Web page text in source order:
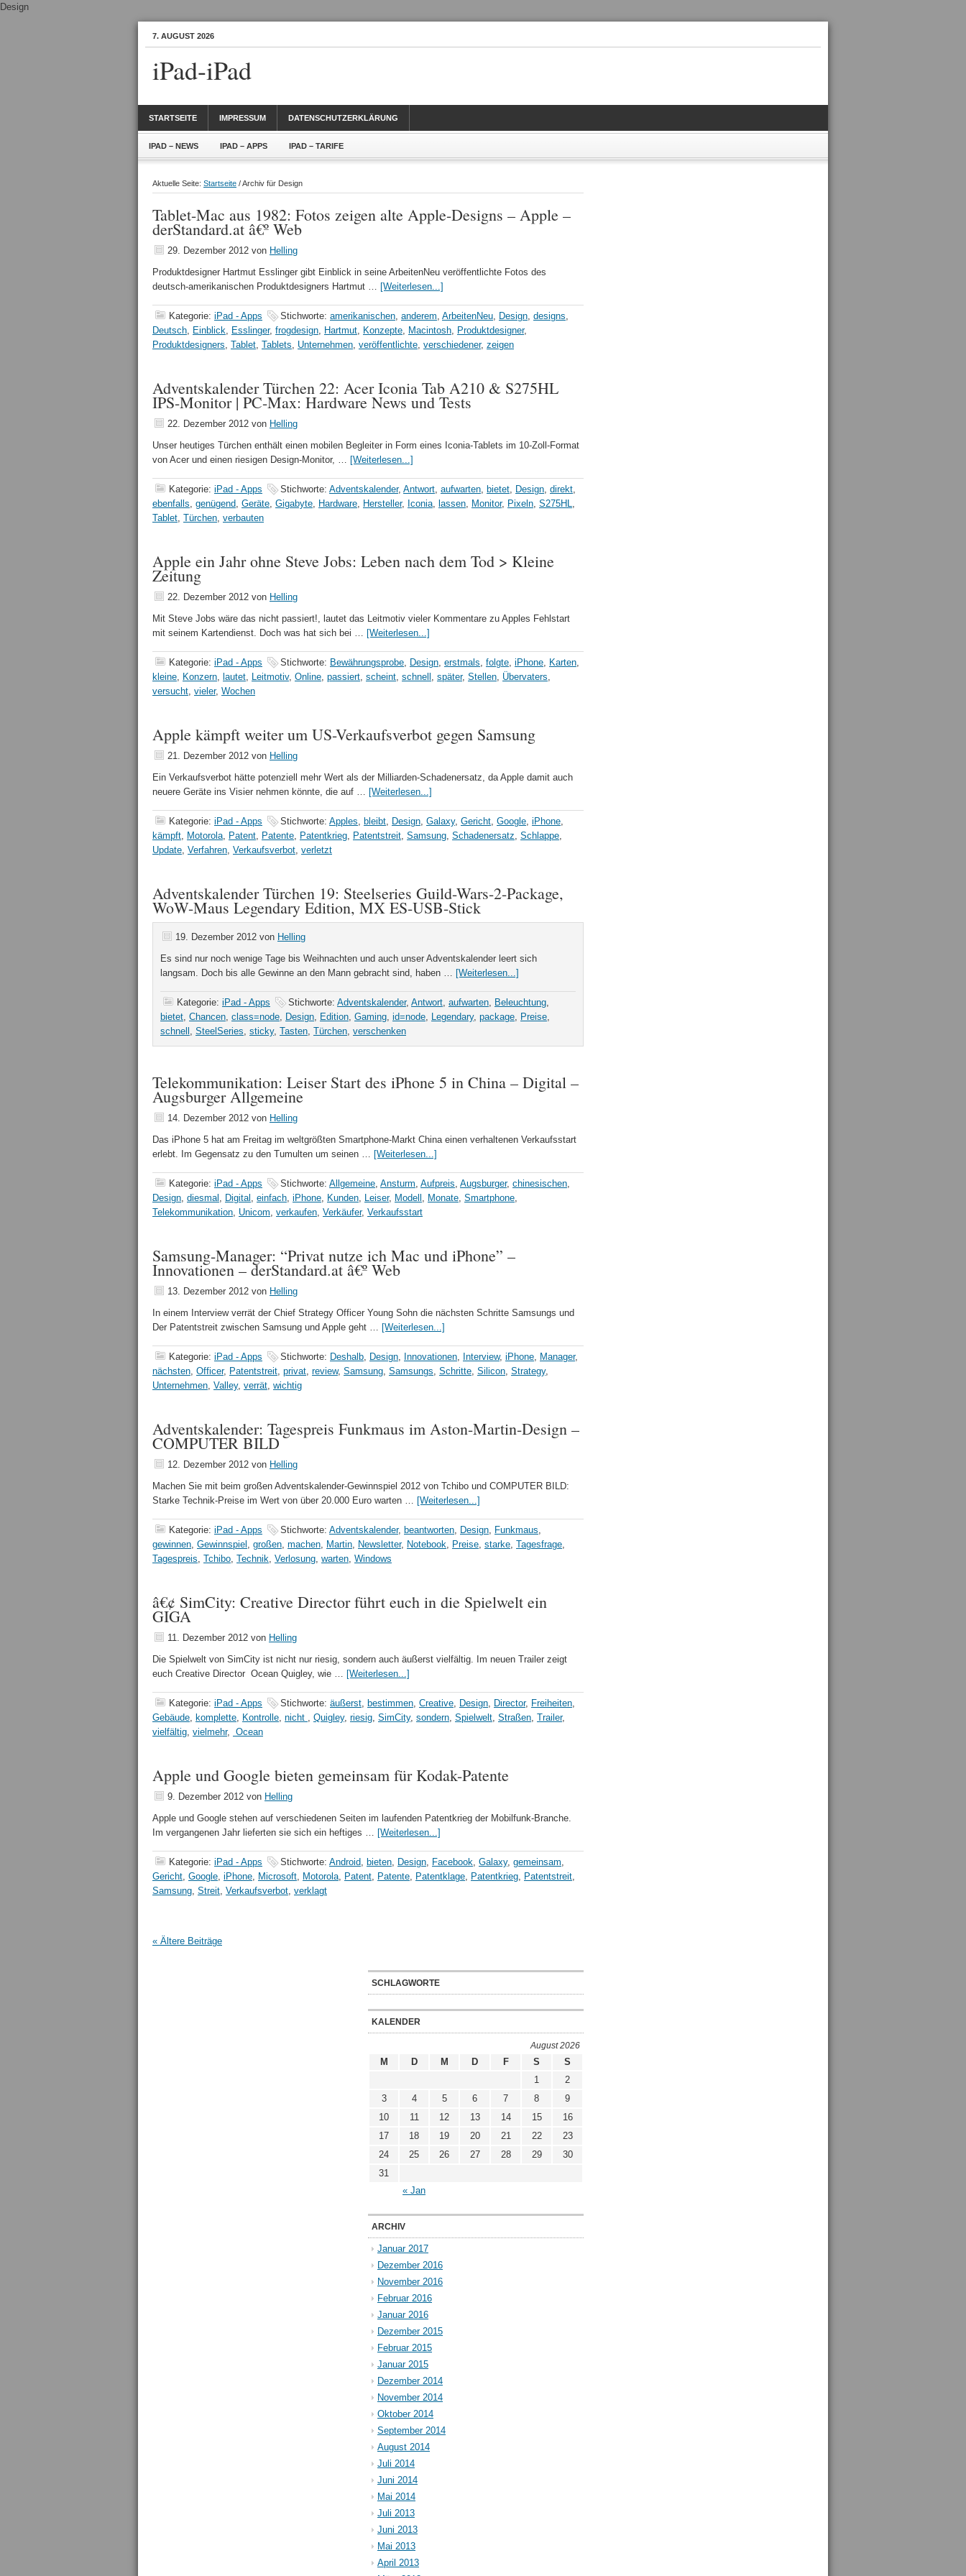
Design
7. AUGUST 2026
iPad-iPad
STARTSEITE IMPRESSUM DATENSCHUTZERKLÄRUNG
IPAD – NEWS IPAD – APPS IPAD – TARIFE
Aktuelle Seite: Startseite / Archiv für Design
Tablet-Mac aus 1982: Fotos zeigen alte Apple-Designs – Apple –
derStandard.at â€º Web
29. Dezember 2012 von Helling
Produktdesigner Hartmut Esslinger gibt Einblick in seine ArbeitenNeu veröffentlichte Fotos des
deutsch-amerikanischen Produktdesigners Hartmut … [Weiterlesen...]
Kategorie: iPad - Apps Stichworte: amerikanischen, anderem, ArbeitenNeu, Design, designs,
Deutsch, Einblick, Esslinger, frogdesign, Hartmut, Konzepte, Macintosh, Produktdesigner,
Produktdesigners, Tablet, Tablets, Unternehmen, veröffentlichte, verschiedener, zeigen
Adventskalender Türchen 22: Acer Iconia Tab A210 & S275HL
IPS-Monitor | PC-Max: Hardware News und Tests
22. Dezember 2012 von Helling
Unser heutiges Türchen enthält einen mobilen Begleiter in Form eines Iconia-Tablets im 10-Zoll-Format
von Acer und einen riesigen Design-Monitor, … [Weiterlesen...]
Kategorie: iPad - Apps Stichworte: Adventskalender, Antwort, aufwarten, bietet, Design, direkt,
ebenfalls, genügend, Geräte, Gigabyte, Hardware, Hersteller, Iconia, lassen, Monitor, Pixeln, S275HL,
Tablet, Türchen, verbauten
Apple ein Jahr ohne Steve Jobs: Leben nach dem Tod > Kleine
Zeitung
22. Dezember 2012 von Helling
Mit Steve Jobs wäre das nicht passiert!, lautet das Leitmotiv vieler Kommentare zu Apples Fehlstart
mit seinem Kartendienst. Doch was hat sich bei … [Weiterlesen...]
Kategorie: iPad - Apps Stichworte: Bewährungsprobe, Design, erstmals, folgte, iPhone, Karten,
kleine, Konzern, lautet, Leitmotiv, Online, passiert, scheint, schnell , später, Stellen, Übervaters,
versucht, vieler, Wochen
Apple kämpft weiter um US-Verkaufsverbot gegen Samsung
21. Dezember 2012 von Helling
Ein Verkaufsverbot hätte potenziell mehr Wert als der Milliarden-Schadenersatz, da Apple damit auch
neuere Geräte ins Visier nehmen könnte, die auf … [Weiterlesen...]
Kategorie: iPad - Apps Stichworte: Apples, bleibt, Design, Galaxy, Gericht, Google, iPhone,
kämpft, Motorola, Patent, Patente, Patentkrieg, Patentstreit, Samsung, Schadenersatz, Schlappe,
Update, Verfahren, Verkaufsverbot, verletzt
Adventskalender Türchen 19: Steelseries Guild-Wars-2-Package,
WoW-Maus Legendary Edition, MX ES-USB-Stick
19. Dezember 2012 von Helling
Es sind nur noch wenige Tage bis Weihnachten und auch unser Adventskalender leert sich
langsam. Doch bis alle Gewinne an den Mann gebracht sind, haben … [Weiterlesen...]
Kategorie: iPad - Apps Stichworte: Adventskalender, Antwort, aufwarten, Beleuchtung,
bietet, Chancen, class=node, Design, Edition, Gaming, id=node, Legendary, package, Preise,
schnell , SteelSeries, sticky, Tasten, Türchen, verschenken
Telekommunikation: Leiser Start des iPhone 5 in China – Digital –
Augsburger Allgemeine
14. Dezember 2012 von Helling
Das iPhone 5 hat am Freitag im weltgrößten Smartphone-Markt China einen verhaltenen Verkaufsstart
erlebt. Im Gegensatz zu den Tumulten um seinen … [Weiterlesen...]
Kategorie: iPad - Apps Stichworte: Allgemeine, Ansturm, Aufpreis, Augsburger, chinesischen,
Design, diesmal , Digital , einfach, iPhone, Kunden, Leiser, Modell , Monate, Smartphone,
Telekommunikation, Unicom, verkaufen, Verkäufer, Verkaufsstart
Samsung-Manager: “Privat nutze ich Mac und iPhone” –
Innovationen – derStandard.at â€º Web
13. Dezember 2012 von Helling
In einem Interview verrät der Chief Strategy Officer Young Sohn die nächsten Schritte Samsungs und
Der Patentstreit zwischen Samsung und Apple geht … [Weiterlesen...]
Kategorie: iPad - Apps Stichworte: Deshalb, Design, Innovationen, Interview, iPhone, Manager,
nächsten, Officer, Patentstreit, privat, review, Samsung, Samsungs, Schritte, Silicon, Strategy,
Unternehmen, Valley, verrät, wichtig
Adventskalender: Tagespreis Funkmaus im Aston-Martin-Design –
COMPUTER BILD
12. Dezember 2012 von Helling
Machen Sie mit beim großen Adventskalender-Gewinnspiel 2012 von Tchibo und COMPUTER BILD:
Starke Technik-Preise im Wert von über 20.000 Euro warten … [Weiterlesen...]
Kategorie: iPad - Apps Stichworte: Adventskalender, beantworten, Design, Funkmaus,
gewinnen, Gewinnspiel , großen, machen, Martin, Newsletter, Notebook, Preise, starke, Tagesfrage,
Tagespreis, Tchibo, Technik, Verlosung, warten, Windows
â€¢ SimCity: Creative Director führt euch in die Spielwelt ein
GIGA
11. Dezember 2012 von Helling
Die Spielwelt von SimCity ist nicht nur riesig, sondern auch äußerst vielfältig. Im neuen Trailer zeigt
euch Creative Director Ocean Quigley, wie … [Weiterlesen...]
Kategorie: iPad - Apps Stichworte: äußerst, bestimmen, Creative, Design, Director, Freiheiten,
Gebäude, komplette, Kontrolle, nicht , Quigley, riesig, SimCity, sondern, Spielwelt, Straßen, Trailer,
vielfältig, vielmehr, Ocean
Apple und Google bieten gemeinsam für Kodak-Patente
9. Dezember 2012 von Helling
Apple und Google stehen auf verschiedenen Seiten im laufenden Patentkrieg der Mobilfunk-Branche.
Im vergangenen Jahr lieferten sie sich ein heftiges … [Weiterlesen...]
Kategorie: iPad - Apps Stichworte: Android, bieten, Design, Facebook, Galaxy, gemeinsam,
Gericht, Google, iPhone, Microsoft, Motorola, Patent, Patente, Patentklage, Patentkrieg, Patentstreit,
Samsung, Streit, Verkaufsverbot, verklagt
« Ältere Beiträge
SCHLAGWORTE
KALENDER
August 2026
M D M D F S S
« Jan
1
2
3
4 5 6 7 8
9
10
11 12 13 14 15
16
17
18 19 20 21 22
23
24
25 26 27 28 29
30
31
ARCHIV
Januar 2017
Dezember 2016
November 2016
Februar 2016
Januar 2016
Dezember 2015
Februar 2015
Januar 2015
Dezember 2014
November 2014
Oktober 2014
September 2014
August 2014
Juli 2014
Juni 2014
Mai 2014
Juli 2013
Juni 2013
Mai 2013
April 2013